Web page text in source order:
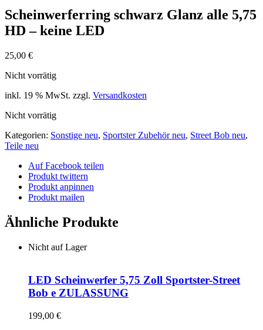
Scheinwerferring schwarz Glanz alle 5,75
HD – keine LED
25,00 €
Nicht vorrätig
inkl. 19 % MwSt. zzgl. Versandkosten
Nicht vorrätig
Kategorien: Sonstige neu, Sportster Zubehör neu, Street Bob neu,
Teile neu
Auf Facebook teilen
Produkt twittern
Produkt anpinnen
Produkt mailen
Ähnliche Produkte
Nicht auf Lager
LED Scheinwerfer 5,75 Zoll Sportster-Street
Bob e ZULASSUNG
199,00 €